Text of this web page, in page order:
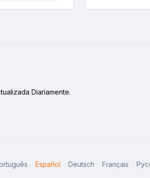
Diariamente.
Español Deutsch Français